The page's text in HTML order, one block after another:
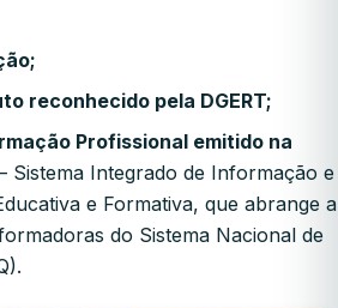
reconhecido pela DGERT;
Profissional emitido na
Sistema Integrado de Informação e
e Formativa, que abrange a
do Sistema Nacional de